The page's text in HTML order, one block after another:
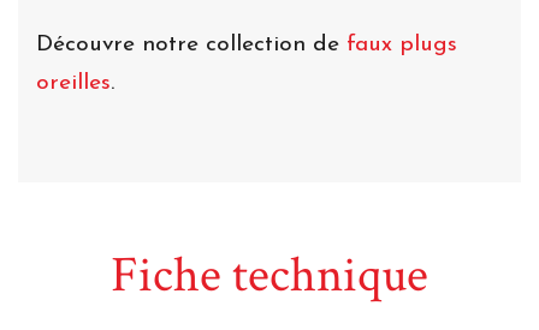
Découvre notre collection de faux plugs
oreilles.
Fiche technique